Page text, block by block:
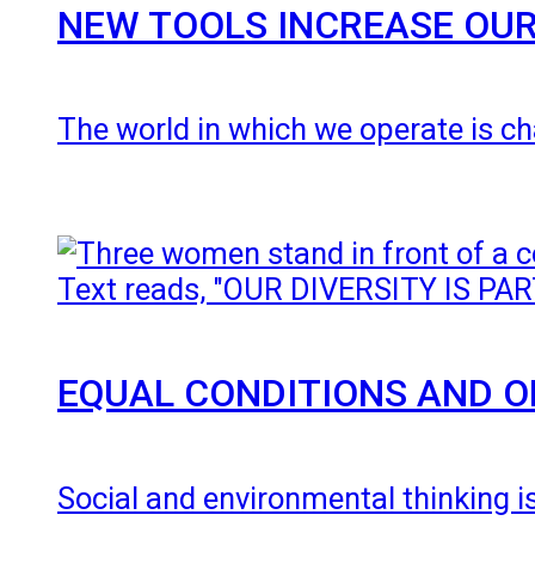
NEW TOOLS INCREASE
The world in which we operate is
EQUAL CONDITIONS AND
Social and environmental thinking